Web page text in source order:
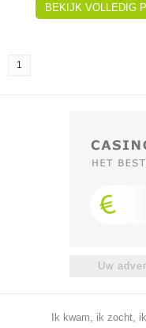
BEKIJK VOLLEDIG
1
Uw
Ik kwam, ik zocht,